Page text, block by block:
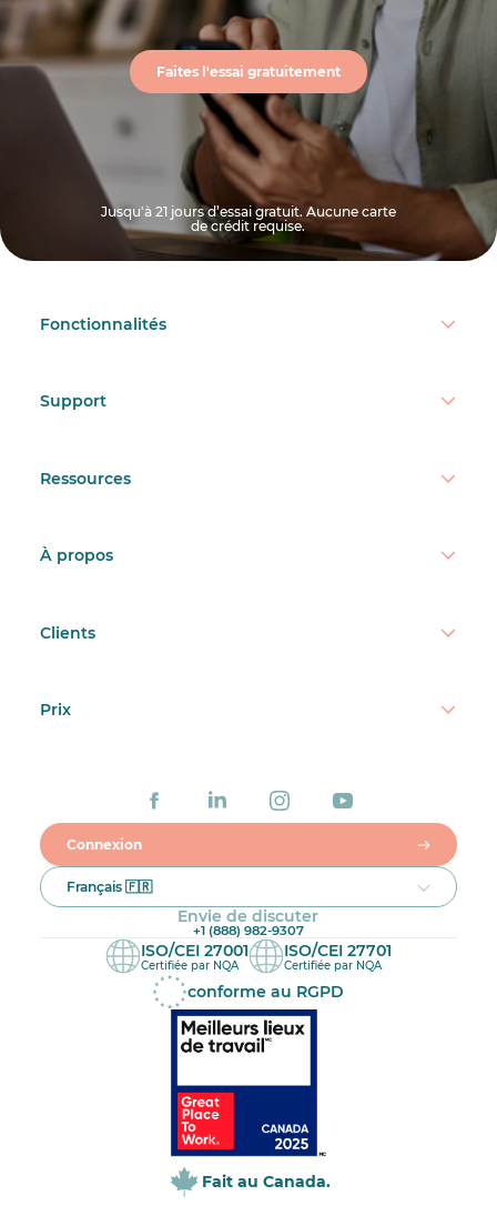
Faites l'essai gratuitement
Jusqu'à 21 jours d’essai gratuit. Aucune carte
de crédit requise.
Fonctionnalités
Support
Ressources
À propos
Clients
Prix
Connexion
Français 🇫🇷
Envie de discuter
+1 (888) 982-9307
ISO/CEI 27001
Certifiée par NQA
ISO/CEI 27701
Certifiée par NQA
conforme au RGPD
Fait au Canada.